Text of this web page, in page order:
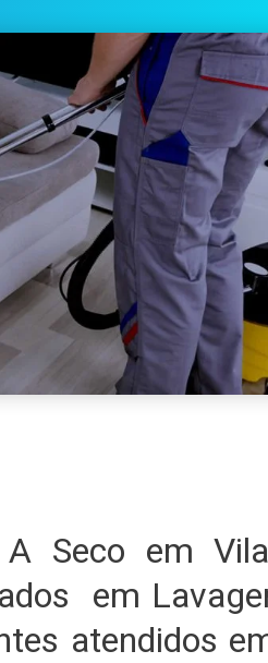
A Seco em
em
atendidos